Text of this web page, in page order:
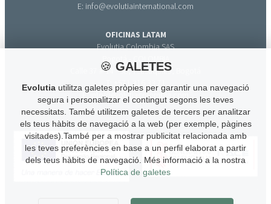
E: info@evolutiainternational.com
OFICINAS LATAM
Evolutia Colombia SAS
Calle 37 # 14 - 38, Teusaquillo, Bogotá
T: +571 316 33 71
E: info@evolutiacolombia.com
🍪 GALETES
Evolutia utilitza galetes pròpies per garantir una navegació
segura i personalitzar el contingut segons les teves
necessitats. També utilitzem galetes de tercers per analitzar
els teus hàbits de navegació a la web (per exemple, pàgines
visitades).També per a mostrar publicitat relacionada amb
les teves preferències en base a un perfil elaborat a partir
dels teus hàbits de navegació. Més informació a la nostra
Política de galetes